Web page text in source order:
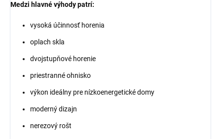
Medzi hlavné výhody patrí:
vysoká účinnosť horenia
oplach skla
dvojstupňové horenie
priestranné ohnisko
výkon ideálny pre nízkoenergetické domy
moderný dizajn
nerezový rošt